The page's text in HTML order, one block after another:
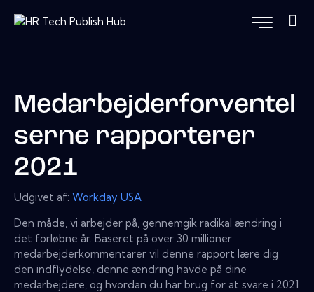
Medarbejderforventel
serne rapporterer
2021
Udgivet af: Workday USA
Den måde, vi arbejder på, gennemgik radikal ændring i
det forløbne år. Baseret på over 30 millioner
medarbejderkommentarer vil denne rapport lære dig
den indflydelse, denne ændring havde på dine
medarbejdere, og hvordan du har brug for at svare i 2021